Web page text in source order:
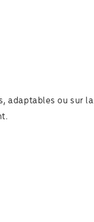
adaptables ou sur la